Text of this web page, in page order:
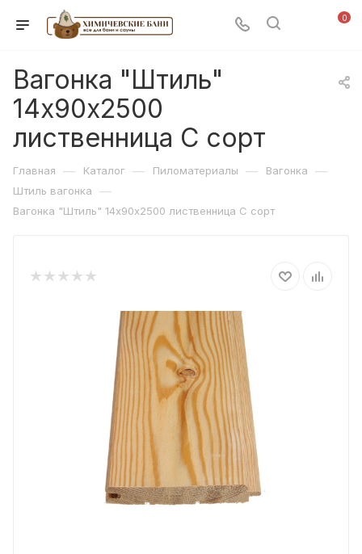
0
Вагонка "Штиль"
14х90х2500
лиственница С сорт
Главная — Каталог — Пиломатериалы — Вагонка —
Штиль вагонка —
Вагонка "Штиль" 14х90х2500 лиственница С сорт